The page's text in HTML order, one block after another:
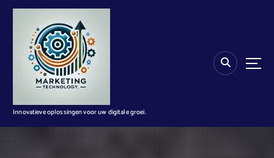
n
Innovatieve oplossingen voor uw digitale groei.